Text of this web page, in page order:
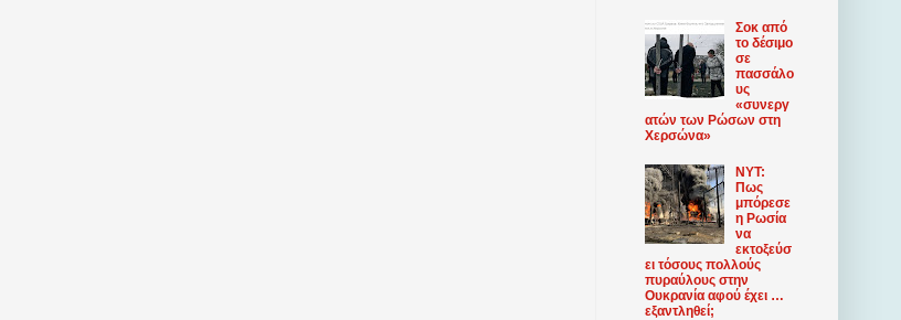
Σοκ από
το δέσιμο
σε
πασσάλο
υς
«συνεργ
ατών των Ρώσων στη
Χερσώνα»
NYT:
Πως
μπόρεσε
η Ρωσία
να
εκτοξεύσ
ει τόσους πολλούς
πυραύλους στην
Ουκρανία αφού έχει …
εξαντληθεί;